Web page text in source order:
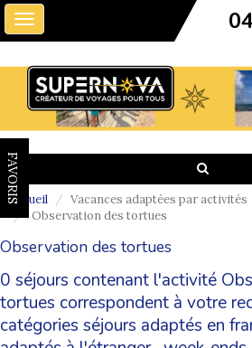
Toggle
navigation
FAVORIS
Accueil Vacances adaptées par activités
Observation des tortues
Observation des tortues
0 séjours contenant l'activité
tortues correspondent à votre
catégories séjours adaptés en